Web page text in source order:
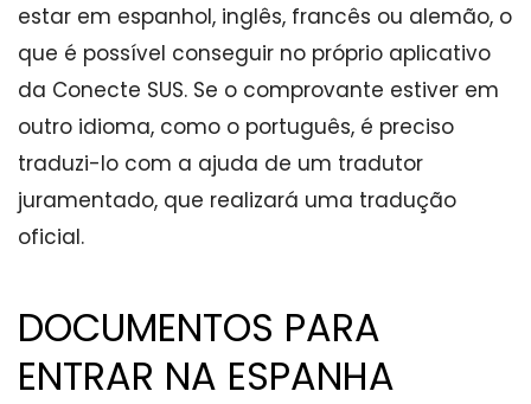
estar em espanhol, inglês, francês ou alemão, o
que é possível conseguir no próprio aplicativo
da Conecte SUS. Se o comprovante estiver em
outro idioma, como o português, é preciso
traduzi-lo com a ajuda de um tradutor
juramentado, que realizará uma tradução
oficial.
DOCUMENTOS PARA
ENTRAR NA ESPANHA